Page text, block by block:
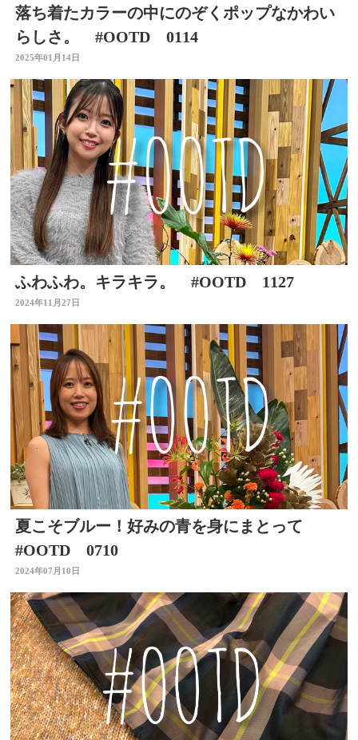
落ち着たカラーの中にのぞくポップなかわい
らしさ。 #OOTD 0114
2025年01月14日
ふわふわ。キラキラ。 #OOTD 1127
2024年11月27日
夏こそブルー！好みの青を身にまとって
#OOTD 0710
2024年07月10日